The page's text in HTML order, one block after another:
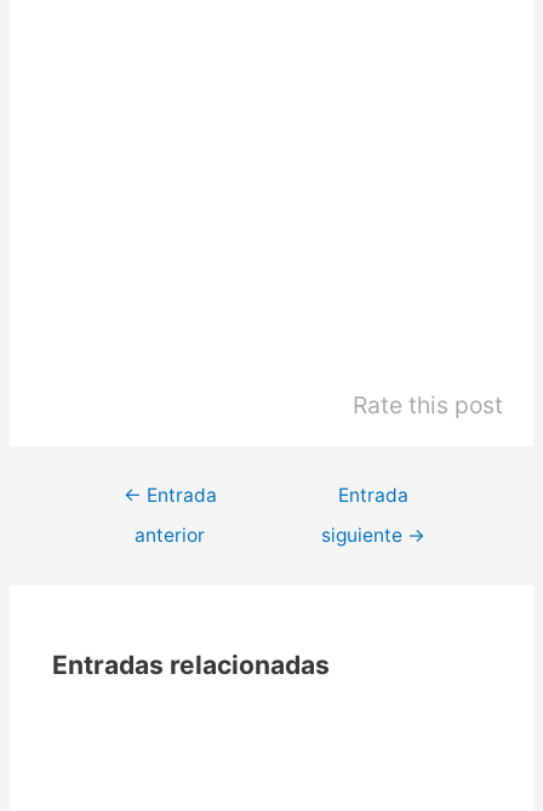
Rate this post
← Entrada
anterior
Entrada
siguiente →
Entradas relacionadas